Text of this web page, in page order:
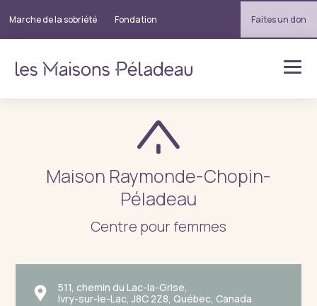
Marche de la sobriété Fondation Faites un don
Maison Raymonde-Chopin-
Péladeau
Centre pour femmes
511, chemin du Lac-la-Grise,
Ivry-sur-le-Lac, J8C 2Z8, Québec, Canada